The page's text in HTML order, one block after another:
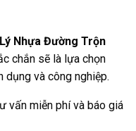
Nhựa Đường Trộn
chắn sẽ là lựa chọn
dụng và công nghiệp.
vấn miễn phí và báo giá